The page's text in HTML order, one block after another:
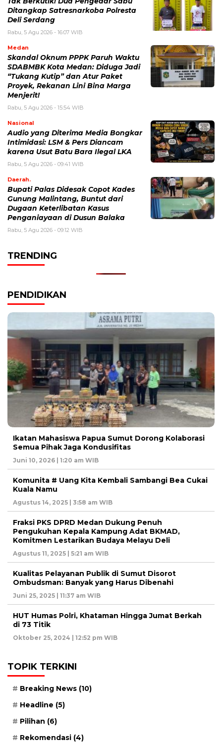
Ditangkap Satresnarkoba Polresta
Deli Serdang
Rabu, 5 Agu 2026 - 16:07 WIB
Medan
Skandal Oknum PPPK Paruh Waktu
SDABMBK Kota Medan: Diduga Jadi
“Tukang Kutip” dan Atur Paket
Proyek, Rekanan Lini Bina Marga
Menjerit!
Rabu, 5 Agu 2026 - 15:54 WIB
Nasional
Audio yang Diterima Media Bongkar
Intimidasi: LSM & Pers Diancam
karena Usut Batu Bara Ilegal LKA
Rabu, 5 Agu 2026 - 09:41 WIB
Daerah.
Bupati Palas Didesak Copot Kades
Gunung Malintang, Buntut dari
Dugaan Keterlibatan Kasus
Penganiayaan di Dusun Balaka
Rabu, 5 Agu 2026 - 09:12 WIB
TRENDING
PENDIDIKAN
Ikatan Mahasiswa Papua Sumut Dorong Kolaborasi
Semua Pihak Jaga Kondusifitas
Juni 10, 2026 | 1:20 am WIB
Komunita # Uang Kita Kembali Sambangi Bea Cukai
Kuala Namu
Agustus 14, 2025 | 3:58 am WIB
Fraksi PKS DPRD Medan Dukung Penuh
Pengukuhan Kepala Kampung Adat BKMAD,
Komitmen Lestarikan Budaya Melayu Deli
Agustus 11, 2025 | 5:21 am WIB
Kualitas Pelayanan Publik di Sumut Disorot
Ombudsman: Banyak yang Harus Dibenahi
Juni 25, 2025 | 11:37 am WIB
HUT Humas Polri, Khataman Hingga Jumat Berkah
di 73 Titik
Oktober 25, 2024 | 12:52 pm WIB
TOPIK TERKINI
Breaking News (10)
Headline (5)
Pilihan (6)
Rekomendasi (4)